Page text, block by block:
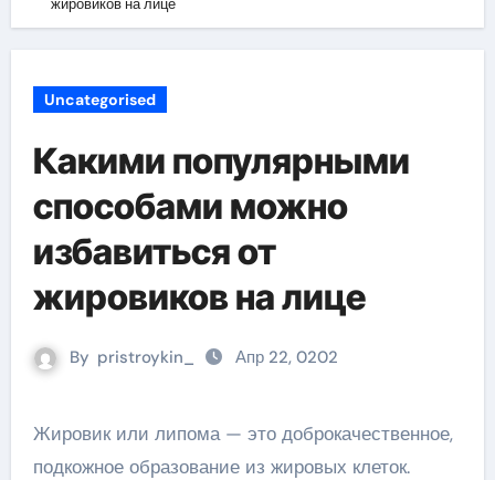
жировиков на лице
Uncategorised
Какими популярными
способами можно
избавиться от
жировиков на лице
By pristroykin_ Апр 22, 0202
Жировик или липома — это доброкачественное,
подкожное образование из жировых клеток.